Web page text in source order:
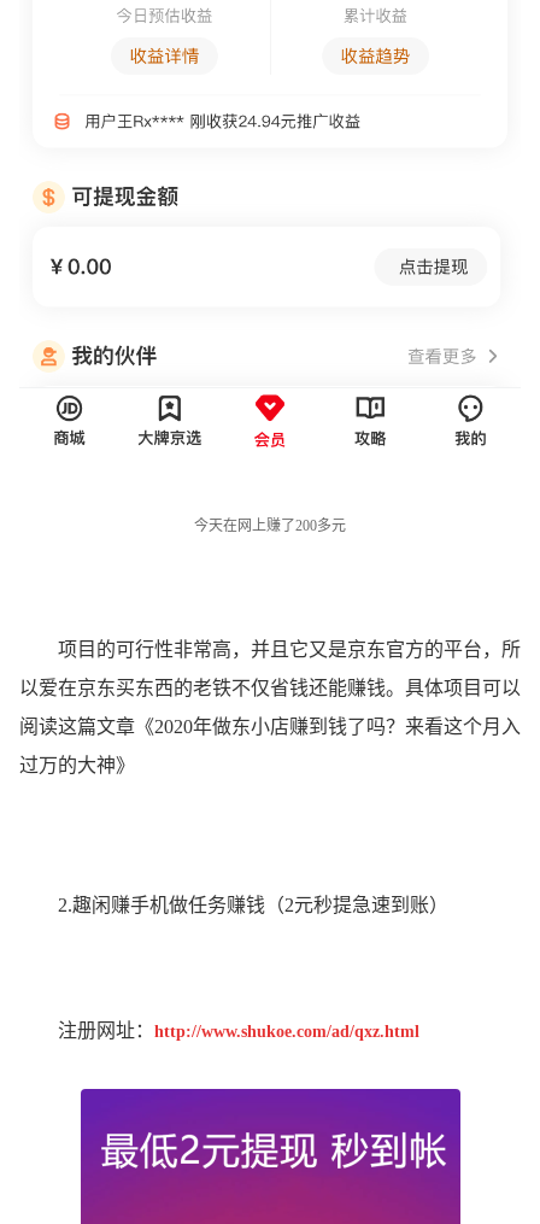
今天在网上赚了200多元
项目的可行性非常高，并且它又是京东官方的平台，所
以爱在京东买东西的老铁不仅省钱还能赚钱。具体项目可以
阅读这篇文章《2020年做东小店赚到钱了吗？来看这个月入
过万的大神》
2.趣闲赚手机做任务赚钱（2元秒提急速到账）
注册网址： http://www.shukoe.com/ad/qxz.html